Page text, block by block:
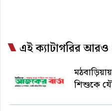
এই ক্যাটাগরির
শিশুকে